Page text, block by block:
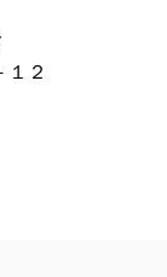
２